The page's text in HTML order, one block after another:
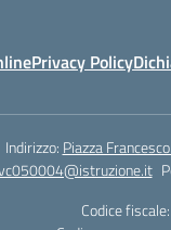
Privacy Policy
Indirizzo: Piazza
Codice